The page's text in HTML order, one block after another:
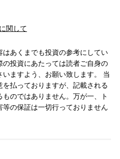
関して
あくまでも投資の参考にしてい
投資にあたっては読者ご自身の
ますよう、お願い致します。 当
払っておりますが、記載される
のではありません。万が一、ト
の保証は一切行っておりません